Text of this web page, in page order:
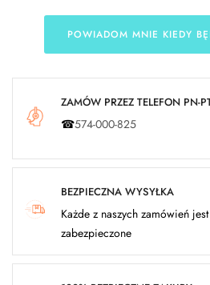
POWIADOM MNIE KIEDY
ZAMÓW PRZEZ TELEFON PN-
☎574-000-825
BEZPIECZNA WYSYŁKA
Każde z naszych zamówień
zabezpieczone